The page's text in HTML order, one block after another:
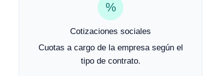
%
Cotizaciones sociales
Cuotas a cargo de la empresa según el
tipo de contrato.